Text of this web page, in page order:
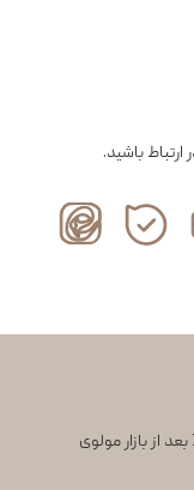
باشید.
آدرس : شعبه مرکزی :مشهد، مصلی 7/1 بعد از بازار مولوی